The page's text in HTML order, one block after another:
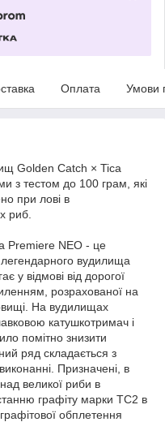
Оплата Умови
Golden Catch × Tica
з тестом до 100 грам, які
при лові в
риб.
Premiere NEO - це
вудилища
у відмові від дорогої
розрахованої на
На вудилищах
катушкотримач і
помітно знизити
ряд складається з
Призначені, в
великої риби в
графіту марки ТС2 в
обплетення